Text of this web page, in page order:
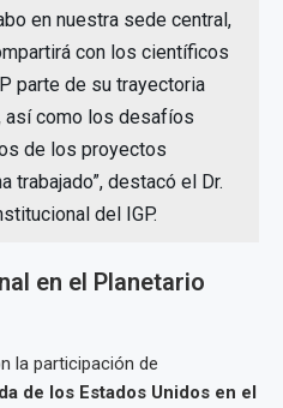
en nuestra sede central,
con los científicos
parte de su trayectoria
así como los desafíos
de los proyectos
trabajado”, destacó el Dr.
del IGP.
en el Planetario
la participación de
de los Estados Unidos en el